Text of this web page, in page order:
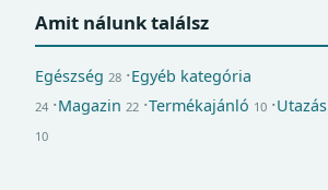
Amit nálunk találsz
Egészség 28 Egyéb kategória
24 Magazin 22 Termékajánló 10 Utazás
10